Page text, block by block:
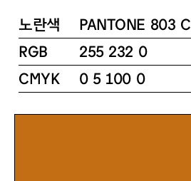
노란색
PANTONE 803 C
RGB
255 232 0
CMYK
0 5 100 0